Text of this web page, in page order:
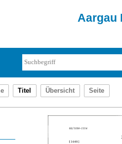
Aargau
Titel Übersicht Seite